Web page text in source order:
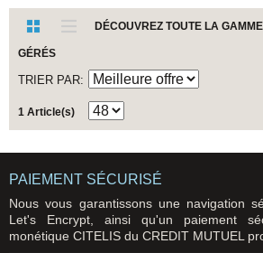
DÉCOUVREZ TOUTE LA
GÉRÉS
TRIER PAR
1 Article(s)
PAIEMENT SÉCURISÉ
Nous vous garantissons une navigation
Let's Encrypt, ainsi qu'un paiement
monétique CITELIS du CREDIT MUTUEL